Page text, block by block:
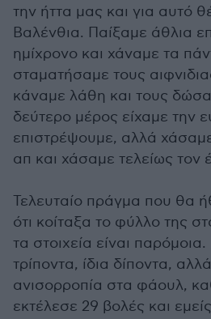
την ήττα μας και για αυτό
Βαλένθια. Παίξαμε άθλια
ημίχρονο και χάναμε τα
σταματήσαμε τους
κάναμε λάθη και τους
δεύτερο μέρος είχαμε την
επιστρέψουμε, αλλά
απ και χάσαμε τελείως τον
Τελευταίο πράγμα που θα
ότι κοίταξα το φύλλο της
τα στοιχεία είναι παρόμοια.
τρίποντα, ίδια δίποντα,
ανισορροπία στα φάουλ,
εκτέλεσε 29 βολές και